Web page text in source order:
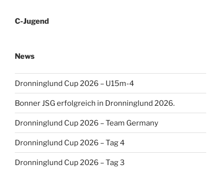
C-Jugend
News
Dronninglund Cup 2026 – U15m-4
Bonner JSG erfolgreich in Dronninglund 2026.
Dronninglund Cup 2026 – Team Germany
Dronninglund Cup 2026 – Tag 4
Dronninglund Cup 2026 – Tag 3